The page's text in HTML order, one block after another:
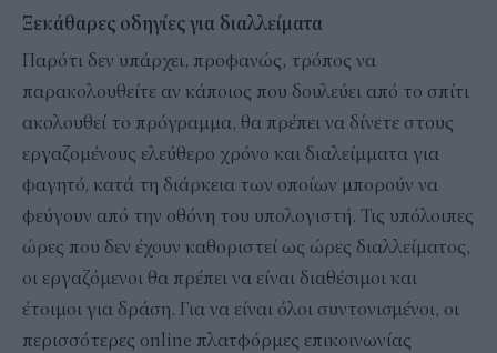
Ξεκάθαρες οδηγίες για διαλλείματα
Παρότι δεν υπάρχει, προφανώς, τρόπος να
παρακολουθείτε αν κάποιος που δουλεύει από το σπίτι
ακολουθεί το πρόγραμμα, θα πρέπει να δίνετε στους
εργαζομένους ελεύθερο χρόνο και διαλείμματα για
φαγητό, κατά τη διάρκεια των οποίων μπορούν να
φεύγουν από την οθόνη του υπολογιστή. Τις υπόλοιπες
ώρες που δεν έχουν καθοριστεί ως ώρες διαλλείματος,
οι εργαζόμενοι θα πρέπει να είναι διαθέσιμοι και
έτοιμοι για δράση. Για να είναι όλοι συντονισμένοι, οι
περισσότερες online πλατφόρμες επικοινωνίας